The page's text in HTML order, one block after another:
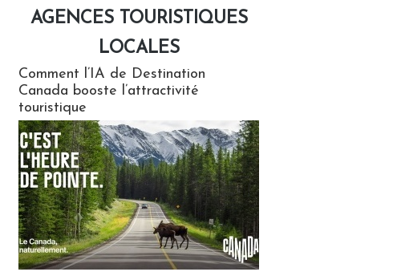
AGENCES TOURISTIQUES
LOCALES
Comment l’IA de Destination
Canada booste l’attractivité
touristique